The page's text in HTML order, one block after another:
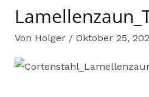
Von Holger / Oktober 25,